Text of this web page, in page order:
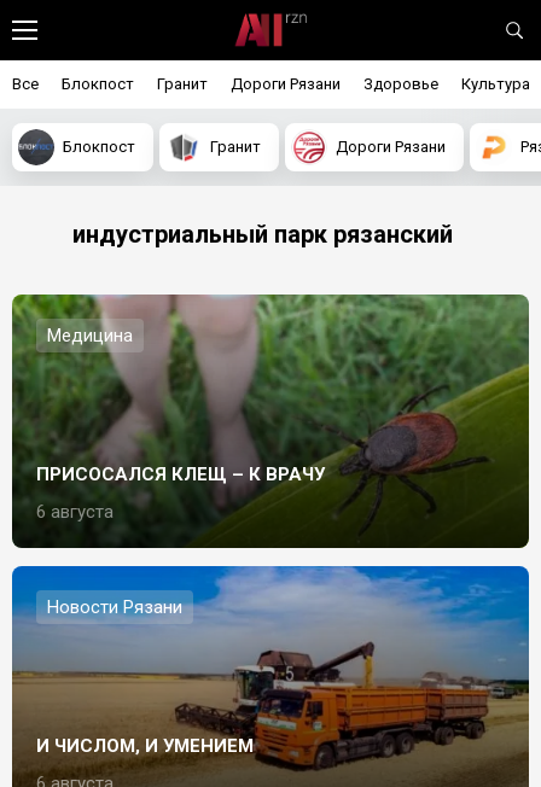
Все Блокпост Гранит Дороги Рязани Здоровье Культура
Блокпост Гранит Дороги Рязани
индустриальный парк рязанский
Медицина
ПРИСОСАЛСЯ КЛЕЩ – К ВРАЧУ
6 августа
Новости Рязани
И ЧИСЛОМ, И УМЕНИЕМ